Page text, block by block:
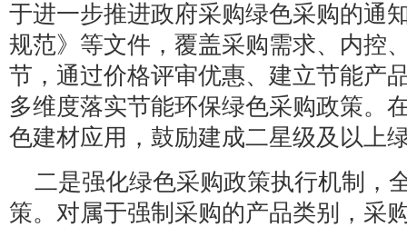
于进一步推进政府采购绿色采购的通
规范》等文件，覆盖采购需求、内控
节，通过价格评审优惠、建立节能产
多维度落实节能环保绿色采购政策。
色建材应用，鼓励建成二星级及以上
二是强化绿色采购政策执行机制，
策。对属于强制采购的产品类别，采